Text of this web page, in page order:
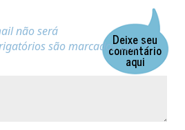
Deixe seu
comentário
aqui
não será
são marcados com*